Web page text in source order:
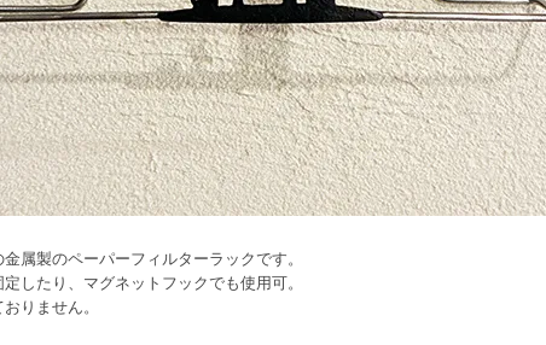
属製のペーパーフィルターラックです。
したり、マグネットフックでも使用可。
りません。